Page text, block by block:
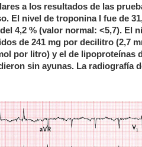
a los resultados de las
El nivel de troponina I fue de
4,2 % (valor normal: <5,7). El
de 241 mg por decilitro (2,7
por litro) y el de lipoproteínas
sin ayunas. La radiografía